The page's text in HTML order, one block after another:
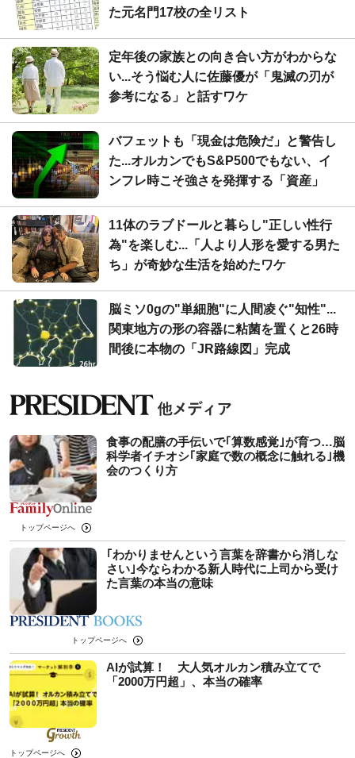
た元名門17校の全リスト
定年後の家族との向き合い方がわからな
い...そう悩む人に佐藤優が「鬼滅の刃が
参考になる」と話すワケ
バフェットも「現金は危険だ」と警告し
た...オルカンでもS&P500でもない、イ
ンフレ時こそ強さを発揮する「資産」
11体のラブドールと暮らし"正しい性行
為"を楽しむ...「人より人形を愛する男た
ち」が奇妙な生活を始めたワケ
脳ミソ0gの"単細胞"に人間凌ぐ"知性"...
関東地方の形の容器に粘菌を置くと26時
間後に本物の「JR路線図」完成
食事の配膳の手伝いで｢算数感覚｣が育つ…脳
科学者イチオシ｢家庭で数の概念に触れる｣機
会のつくり方
トップページへ
｢わかりませんという言葉を辞書から消しな
さい｣今ならわかる新人時代に上司から受け
た言葉の本当の意味
トップページへ
AIが試算！ 大人気オルカン積み立てで
「2000万円超」、本当の確率
トップページへ